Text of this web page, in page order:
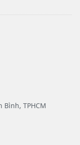
Bình, TPHCM